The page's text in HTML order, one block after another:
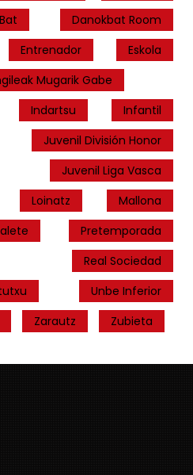
Danokbat Room
Entrenador
Eskola
Mugarik Gabe
Indartsu
Infantil
Juvenil División Honor
Juvenil Liga Vasca
Loinatz
Mallona
Pretemporada
Real Sociedad
Unbe Inferior
Zarautz Zubieta